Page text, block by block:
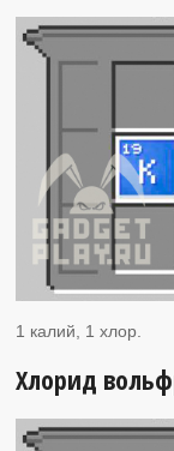
1 калий, 1 хлор.
Хлорид